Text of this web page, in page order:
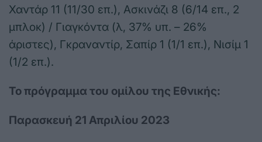
Χαντάρ 11 (11/30 επ.), Ασκινάζι 8 (6/14 επ., 2
μπλοκ) / Γιαγκόντα (λ, 37% υπ. – 26%
άριστες), Γκραναντίρ, Σαπίρ 1 (1/1 επ.), Νισίμ 1
(1/2 επ.).
Το πρόγραμμα του ομίλου της Εθνικής:
Παρασκευή 21 Απριλίου 2023